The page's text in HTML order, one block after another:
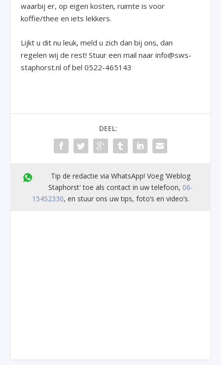
waarbij er, op eigen kosten, ruimte is voor
koffie/thee en iets lekkers.
Lijkt u dit nu leuk, meld u zich dan bij ons, dan
regelen wij de rest! Stuur een mail naar info@sws-
staphorst.nl of bel 0522-465143
DEEL:
Tip de redactie via WhatsApp! Voeg ’Weblog
Staphorst' toe als contact in uw telefoon, 06-
15452330, en stuur ons uw tips, foto’s en video’s.